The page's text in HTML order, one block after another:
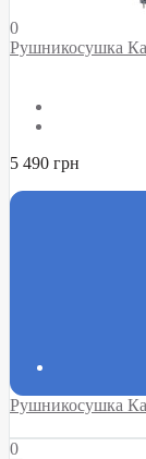
0
Рушникосушка
5 490 грн
Рушникосушка
0